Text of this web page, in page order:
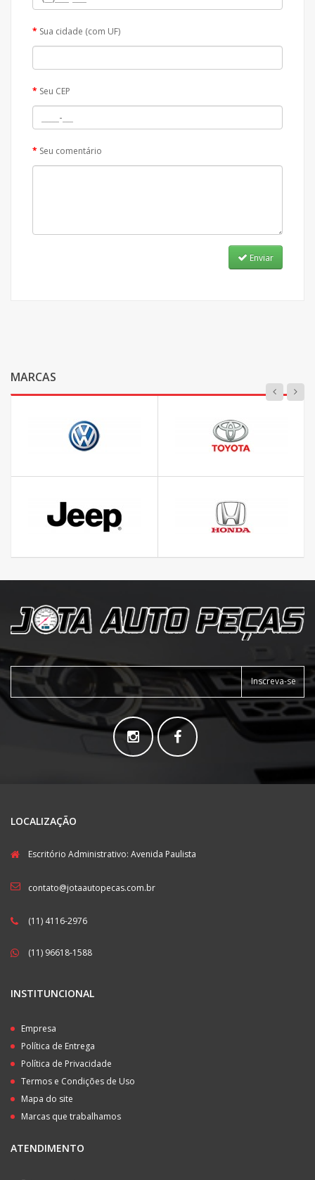
Sua cidade (com UF)
Seu CEP
Seu comentário
Enviar
MARCAS
Inscreva-se
LOCALIZAÇÃO
Escritório Administrativo: Avenida Paulista
contato@jotaautopecas.com.br
(11) 4116-2976
(11) 96618-1588
INSTITUNCIONAL
Empresa
Política de Entrega
Política de Privacidade
Termos e Condições de Uso
Mapa do site
Marcas que trabalhamos
ATENDIMENTO